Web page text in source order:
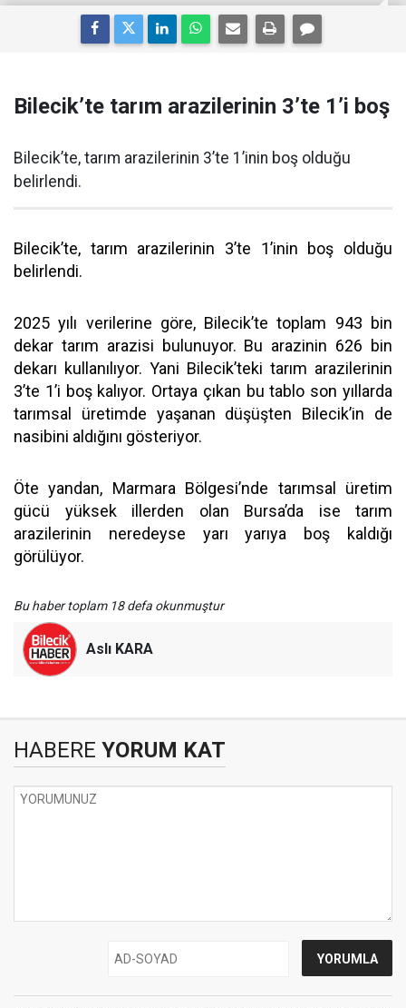
Bilecik’te tarım arazilerinin 3’te 1’i boş
Bilecik’te, tarım arazilerinin 3’te 1’inin boş olduğu
belirlendi.
Bilecik’te, tarım arazilerinin 3’te 1’inin boş olduğu
belirlendi.
2025 yılı verilerine göre, Bilecik’te toplam 943 bin
dekar tarım arazisi bulunuyor. Bu arazinin 626 bin
dekarı kullanılıyor. Yani Bilecik’teki tarım arazilerinin
3’te 1’i boş kalıyor. Ortaya çıkan bu tablo son yıllarda
tarımsal üretimde yaşanan düşüşten Bilecik’in de
nasibini aldığını gösteriyor.
Öte yandan, Marmara Bölgesi’nde tarımsal üretim
gücü yüksek illerden olan Bursa’da ise tarım
arazilerinin neredeyse yarı yarıya boş kaldığı
görülüyor.
Bu haber toplam 18 defa okunmuştur
Aslı KARA
HABERE YORUM KAT